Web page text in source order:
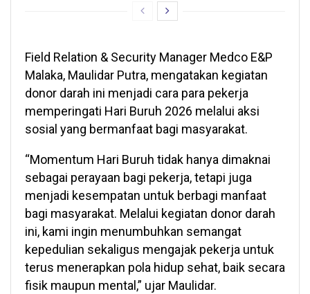
Field Relation & Security Manager Medco E&P
Malaka, Maulidar Putra, mengatakan kegiatan
donor darah ini menjadi cara para pekerja
memperingati Hari Buruh 2026 melalui aksi
sosial yang bermanfaat bagi masyarakat.
“Momentum Hari Buruh tidak hanya dimaknai
sebagai perayaan bagi pekerja, tetapi juga
menjadi kesempatan untuk berbagi manfaat
bagi masyarakat. Melalui kegiatan donor darah
ini, kami ingin menumbuhkan semangat
kepedulian sekaligus mengajak pekerja untuk
terus menerapkan pola hidup sehat, baik secara
fisik maupun mental,” ujar Maulidar.